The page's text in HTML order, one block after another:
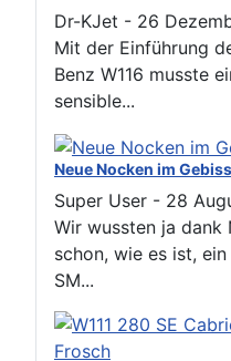
Dr-KJet - 26
Mit der Einführung
Benz W116 musste
sensible...
Neue Nocken im
Super User - 28
Wir wussten ja dank
schon, wie es ist,
SM...